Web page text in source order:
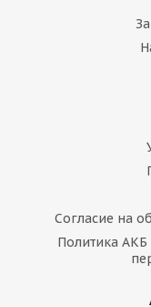
Согласие на
Политика